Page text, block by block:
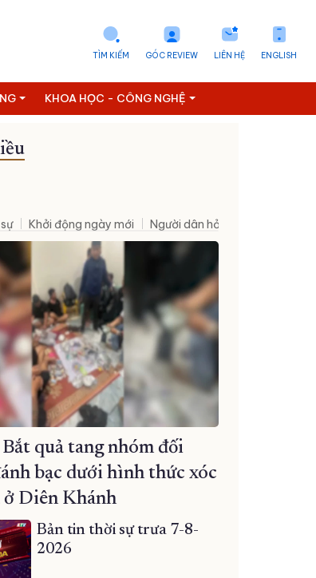
ENGLISH
LIÊN HỆ
GÓC REVIEW
TÌM KIẾM
KHOA HỌC - CÔNG NGHỆ
Khởi động ngày mới Người dân hỏi – Cơ quan nhà
Bắt quả tang nhóm đối
bạc dưới hình thức xóc
ở Diên Khánh
Bản tin thời sự trưa 7-8-
2026